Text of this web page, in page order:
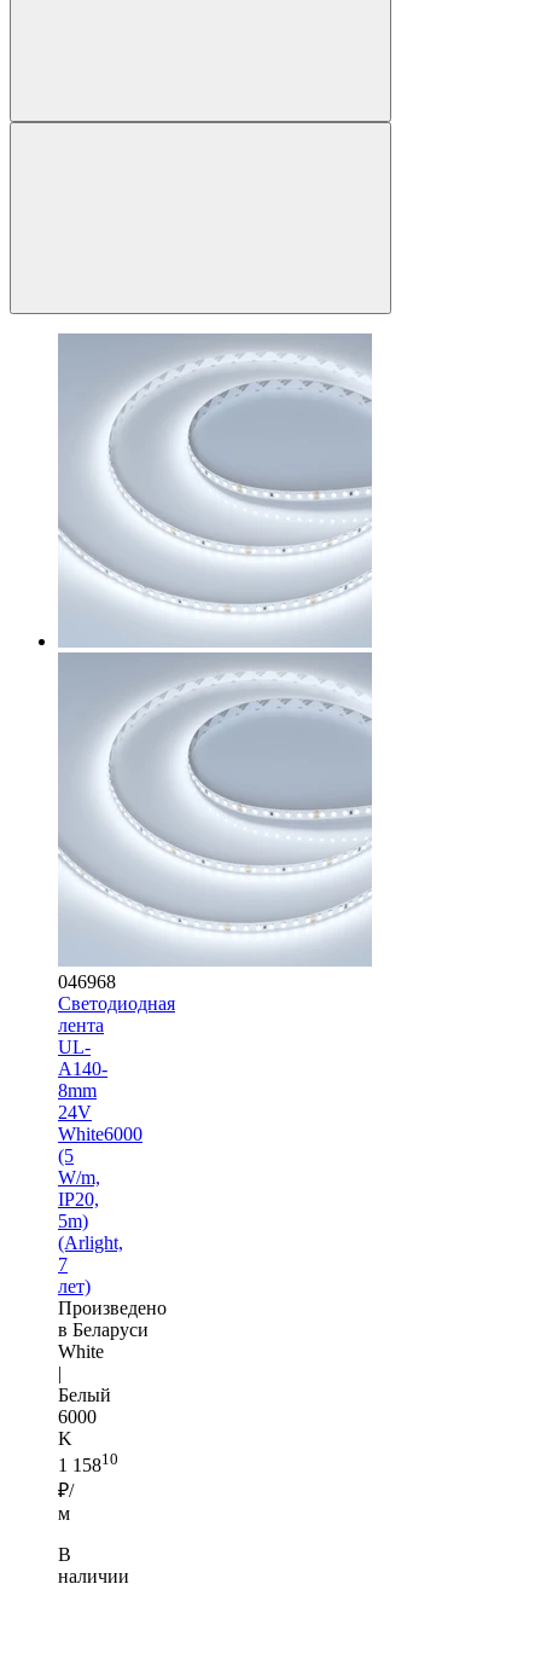
046968
Светодиодная
лента
UL-
A140-
8mm
24V
White6000
(5
W/m,
IP20,
5m)
(Arlight,
7
лет)
Произведено
в Беларуси
White
|
Белый
6000
K
1 15810
₽/
м
В
наличии